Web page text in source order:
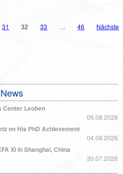
31 32 33 … 46 Nächste
News
Center Leoben
06.08.2026
on His PhD Achievement
04.08.2026
XI in Shanghai, China
30.07.2026